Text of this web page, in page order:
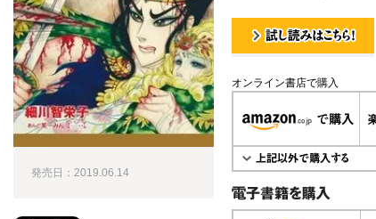
オンライン書店で購入
電子書籍で購入
発売日：2019.06.14